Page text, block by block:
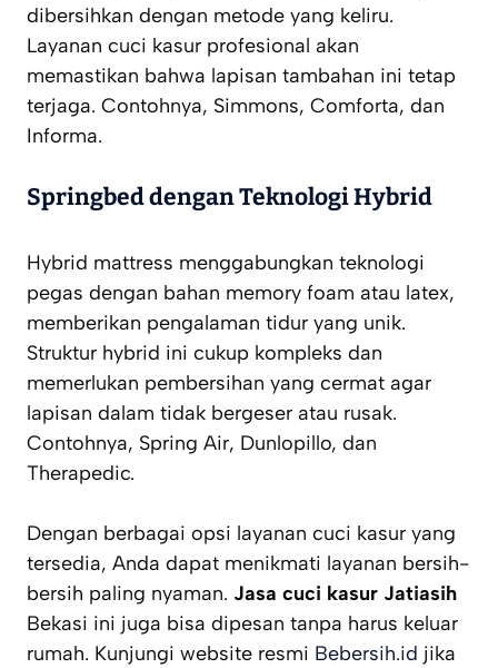
dibersihkan dengan metode yang keliru.
Layanan cuci kasur profesional akan
memastikan bahwa lapisan tambahan ini tetap
terjaga. Contohnya, Simmons, Comforta, dan
Informa.
Springbed dengan Teknologi Hybrid
Hybrid mattress menggabungkan teknologi
pegas dengan bahan memory foam atau latex,
memberikan pengalaman tidur yang unik.
Struktur hybrid ini cukup kompleks dan
memerlukan pembersihan yang cermat agar
lapisan dalam tidak bergeser atau rusak.
Contohnya, Spring Air, Dunlopillo, dan
Therapedic.
Dengan berbagai opsi layanan cuci kasur yang
tersedia, Anda dapat menikmati layanan bersih-
bersih paling nyaman. Jasa cuci kasur Jatiasih
Bekasi ini juga bisa dipesan tanpa harus keluar
rumah. Kunjungi website resmi Bebersih.id jika